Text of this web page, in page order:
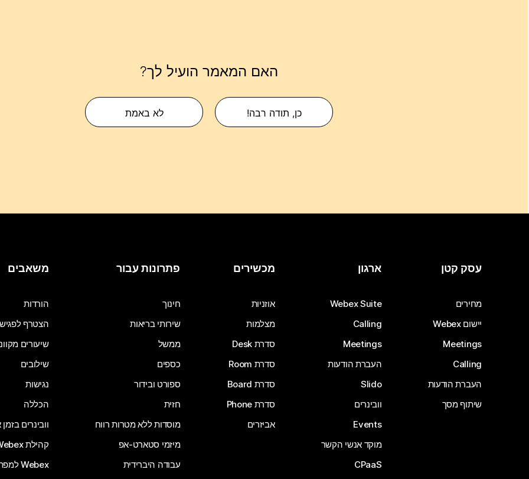
האם המאמר הועיל לך?
כן, תודה רבה! לא באמת
עסק קטן
מחירים
יישום Webex
Meetings
Calling
העברת הודעות
שיתוף מסך
ארגון
Webex Suite
Calling
Meetings
העברת הודעות
Slido
וובינרים
Events
מוקד אנשי הקשר
CPaaS
מכשירים
אוזניות
מצלמות
סדרת Desk
סדרת Room
סדרת Board
סדרת Phone
אביזרים
פתרונות עבור
חינוך
שירותי בריאות
ממשל
כספים
ספורט ובידור
חזית
מוסדות ללא מטרות רווח
מיזמי סטארט-אפ
עבודה היברידית
משאבים
הורדות
הצטרף
שיעורים
שילובים
נגישות
הכללה
וובינרים
קהילת Webex
Webex למפתחים